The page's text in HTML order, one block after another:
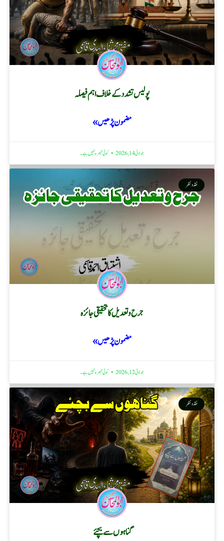
پولیس تشدد کے خلاف اہم فیصلہ
مضمون پڑھیں »
جولائی 14, 2026 کوئی تبصرہ نہیں ہے۔
نقد ونظر
جرح و تعدیل کا تحقیقی جائزہ
مضمون پڑھیں »
جولائی 12, 2026 کوئی تبصرہ نہیں ہے۔
نقد ونظر
گناہوں سے بچئے